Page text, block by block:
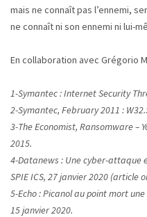
mais ne connaît pas l’ennemi,
ne connaît ni son ennemi ni lui-
En collaboration avec Grégorio
1-Symantec : Internet Security
2-Symantec, February 2011 :
3-The Economist, Ransomware –
2015.
4-Datanews : Une cyber-attaque
SPIE ICS, 27 janvier 2020 (article
5-Echo : Picanol au point mort
15 janvier 2020.